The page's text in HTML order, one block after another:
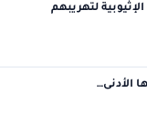
الإثيوبية لتهريبهم